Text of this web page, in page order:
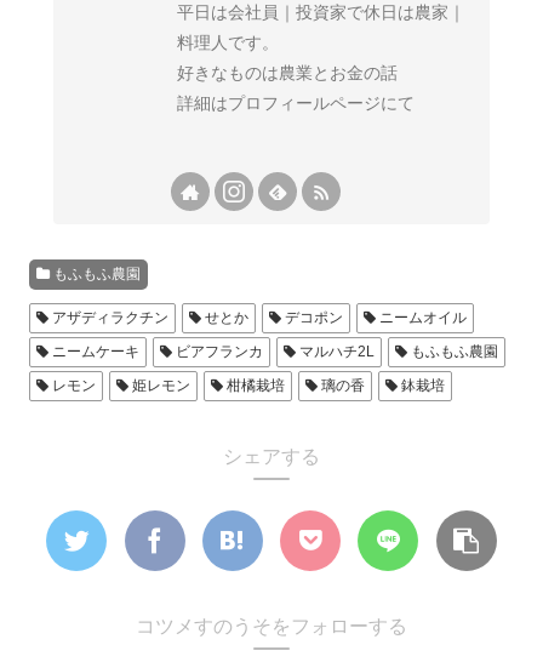
平日は会社員｜投資家で休日は農家｜
料理人です。
好きなものは農業とお金の話
詳細はプロフィールページにて
もふもふ農園
アザディラクチン せとか デコポン
ニームオイル
ニームケーキ
ビアフランカ マルハチ2L
もふもふ農園
レモン
姫レモン 柑橘栽培 璃の香 鉢栽培
シェアする
コツメすのうそをフォローする